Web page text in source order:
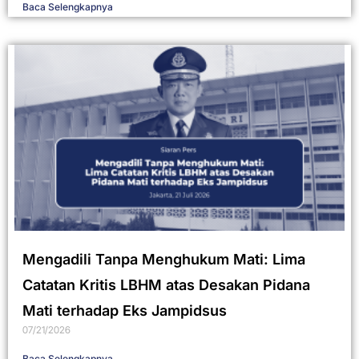
Baca Selengkapnya
Mengadili Tanpa Menghukum Mati: Lima
Catatan Kritis LBHM atas Desakan Pidana
Mati terhadap Eks Jampidsus
07/21/2026